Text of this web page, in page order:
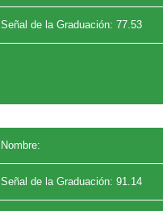
Señal de la Graduación: 77.53
Nombre:
Señal de la Graduación: 91.14